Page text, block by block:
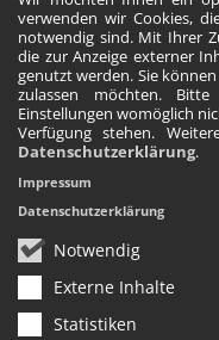
verwenden wir Cookies,
notwendig sind. Mit Ihrer
die zur Anzeige externer
genutzt werden. Sie
zulassen möchten.
Einstellungen womöglich
Verfügung stehen.
Datenschutzerklärung.
Notwendig
Externe Inhalte
Statistiken
Impressum
Datenschutzerklärung